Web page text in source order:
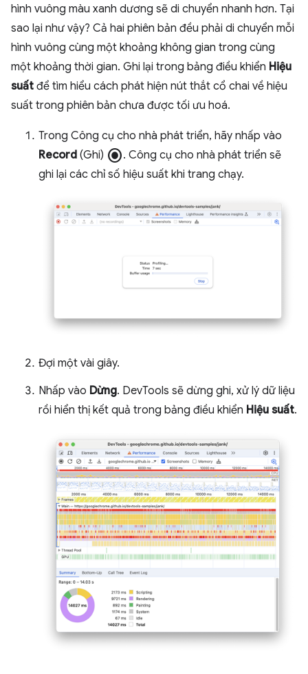
hình vuông màu xanh dương sẽ di chuyển nhanh hơn. Tại
sao lại như vậy? Cả hai phiên bản đều phải di chuyển mỗi
hình vuông cùng một khoảng không gian trong cùng
một khoảng thời gian. Ghi lại trong bảng điều khiển Hiệu
suất để tìm hiểu cách phát hiện nút thắt cổ chai về hiệu
suất trong phiên bản chưa được tối ưu hoá.
Trong Công cụ cho nhà phát triển, hãy nhấp vào
Record (Ghi) radio_button_checked. Công cụ cho nhà phát triển sẽ
ghi lại các chỉ số hiệu suất khi trang chạy.
Đợi một vài giây.
Nhấp vào Dừng. DevTools sẽ dừng ghi, xử lý dữ liệu
rồi hiển thị kết quả trong bảng điều khiển Hiệu suất.